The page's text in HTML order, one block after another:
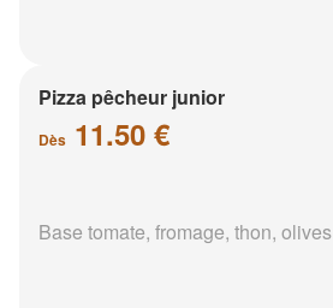
Pizza pêcheur junior
Dès 11.50 €
Base tomate, fromage, thon, olives